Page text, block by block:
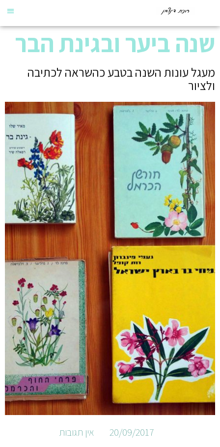
שנה ביער ובגינת הבר
מעגל עונות השנה בטבע כהשראה לכתיבה
ולציור
20/09/2017 אין תגובות